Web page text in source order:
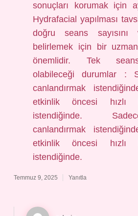
sonuçları korumak için
Hydrafacial yapılması
doğru seans sayısını
belirlemek için bir
önemlidir. Tek
olabileceği durumlar :
canlandırmak
etkinlik öncesi hızlı
istendiğinde.
canlandırmak
etkinlik öncesi hızlı
istendiğinde.
Temmuz 9, 2025 Yanıtla